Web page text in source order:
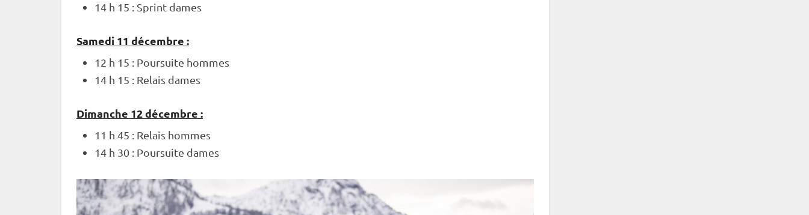
14 h 15 : Sprint dames
Samedi 11 décembre :
12 h 15 : Poursuite hommes
14 h 15 : Relais dames
Dimanche 12 décembre :
11 h 45 : Relais hommes
14 h 30 : Poursuite dames